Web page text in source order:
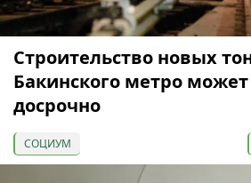
Строительство новых
Бакинского метро
досрочно
СОЦИУМ